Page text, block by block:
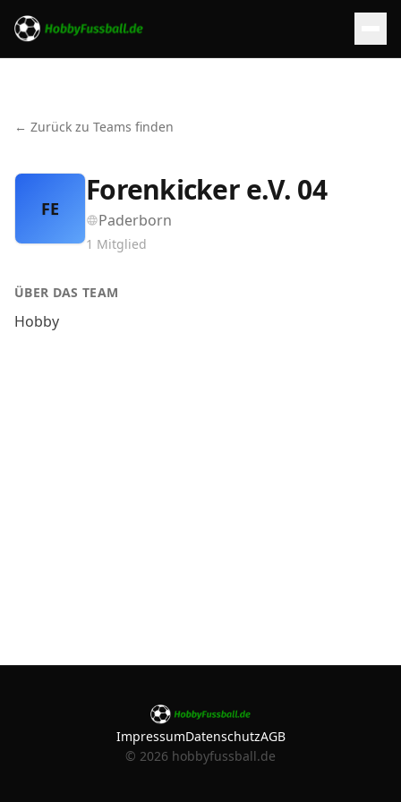
← Zurück zu Teams finden
FE
Forenkicker e.V. 04
Paderborn
1 Mitglied
ÜBER DAS TEAM
Hobby
ImpressumDatenschutzAGB
© 2026 hobbyfussball.de